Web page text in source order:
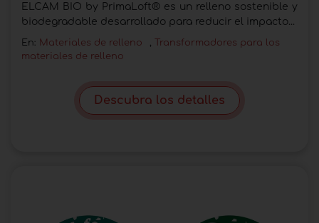
ELCAM BIO by PrimaLoft® es un relleno sostenible y
biodegradable desarrollado para reducir el impacto...
En: Materiales de relleno
Transformadores para los
materiales de relleno
Descubra los detalles